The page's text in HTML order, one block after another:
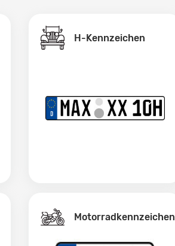
H-Kennzeichen
Motorradkennzeichen